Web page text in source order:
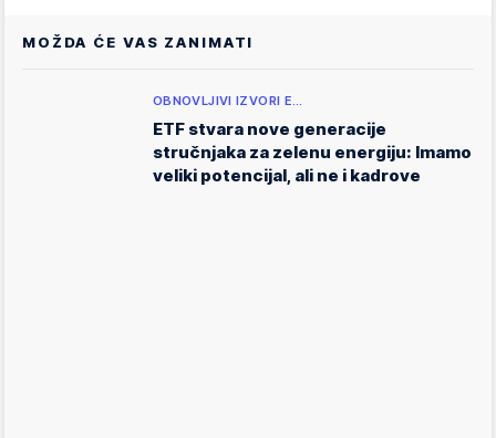
MOŽDA ĆE VAS ZANIMATI
OBNOVLJIVI IZVORI E…
ETF stvara nove generacije
stručnjaka za zelenu energiju: Imamo
veliki potencijal, ali ne i kadrove